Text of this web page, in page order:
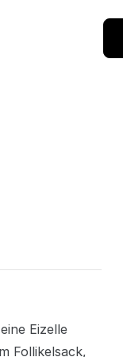
Eizelle
Follikelsack,